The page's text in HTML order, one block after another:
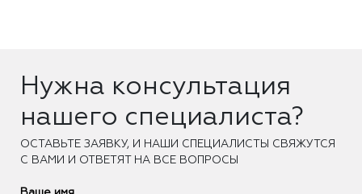
Нужна консультация
нашего специалиста?
ОCТАВЬТЕ ЗАЯВКУ, И НАШИ СПЕЦИАЛИСТЫ СВЯЖУТСЯ
С ВАМИ И ОТВЕТЯТ НА ВСЕ ВОПРОСЫ